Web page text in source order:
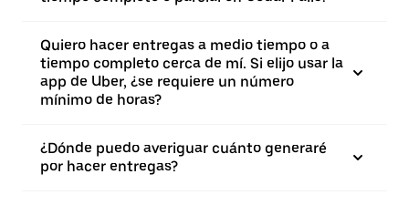
Quiero hacer entregas a medio tiempo o a
tiempo completo cerca de mí. Si elijo usar la
app de Uber, ¿se requiere un número
mínimo de horas?
¿Dónde puedo averiguar cuánto generaré
por hacer entregas?